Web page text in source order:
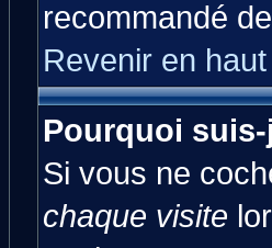
recommandé
Revenir en
Pourquoi
Si vous ne
chaque visite